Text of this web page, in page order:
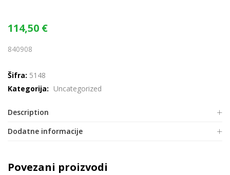
114,50 €
840908
Šifra: 5148
Kategorija: Uncategorized
Description
Dodatne informacije
Povezani proizvodi